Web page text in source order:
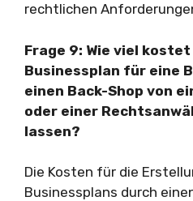
rechtlichen
Frage 9: Wie viel
Businessplan für eine
einen Back-Shop von
oder einer
lassen?
Die Kosten für die
Businessplans durch